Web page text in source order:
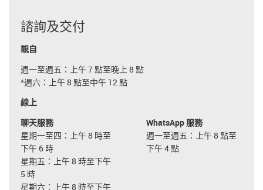
諮詢及交付
親自
週一至週五：上午 7 點至晚上 8 點
*週六：上午 8 點至中午 12 點
線上
聊天服務
星期一至四：上午 8 時至
下午 6 時
星期五：上午 8 時至下午
5 時
星期六：上午 8 時至下午
WhatsApp 服務
週一至週五：上午 8 點至
下午 4 點